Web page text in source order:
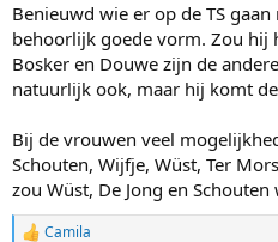
Benieuwd wie er op de TS
behoorlijk goede vorm. Zou hij
Bosker en Douwe zijn de
natuurlijk ook, maar hij komt
Bij de vrouwen veel
Schouten, Wijfje, Wüst, Ter
zou Wüst, De Jong en
Camila